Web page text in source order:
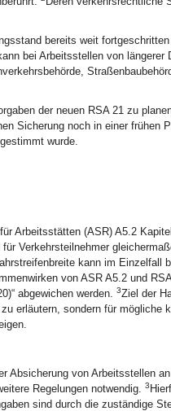
bereits weit
bei Arbeitsstellen von längerer
der neuen RSA 21 zu
Sicherung noch in einer frühen
wurde.
Arbeitsstätten (ASR) A5.2
Verkehrsteilnehmer
kann im Einzelfall
von ASR A5.2 und
abgewichen werden. 3Ziel der
erläutern, sondern für mögliche
Absicherung von Arbeitsstellen
Regelungen notwendig. 3
sind durch die zuständige